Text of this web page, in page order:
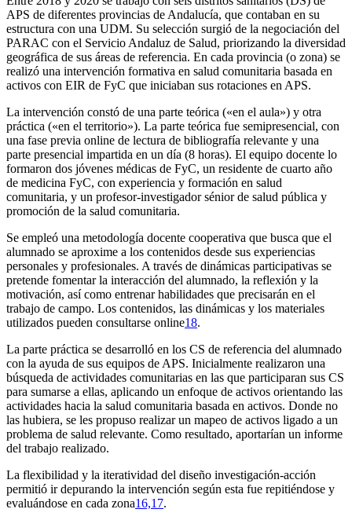
APS de diferentes provincias de Andalucía, que contaban en su
estructura con una UDM. Su selección surgió de la negociación del
PARAC con el Servicio Andaluz de Salud, priorizando la diversidad
geográfica de sus áreas de referencia. En cada provincia (o zona) se
realizó una intervención formativa en salud comunitaria basada en
activos con EIR de FyC que iniciaban sus rotaciones en APS.
La intervención constó de una parte teórica («en el aula») y otra
práctica («en el territorio»). La parte teórica fue semipresencial, con
una fase previa online de lectura de bibliografía relevante y una
parte presencial impartida en un día (8 horas). El equipo docente lo
formaron dos jóvenes médicas de FyC, un residente de cuarto año
de medicina FyC, con experiencia y formación en salud
comunitaria, y un profesor-investigador sénior de salud pública y
promoción de la salud comunitaria.
Se empleó una metodología docente cooperativa que busca que el
alumnado se aproxime a los contenidos desde sus experiencias
personales y profesionales. A través de dinámicas participativas se
pretende fomentar la interacción del alumnado, la reflexión y la
motivación, así como entrenar habilidades que precisarán en el
trabajo de campo. Los contenidos, las dinámicas y los materiales
utilizados pueden consultarse online18.
La parte práctica se desarrolló en los CS de referencia del alumnado
con la ayuda de sus equipos de APS. Inicialmente realizaron una
búsqueda de actividades comunitarias en las que participaran sus CS
para sumarse a ellas, aplicando un enfoque de activos orientando las
actividades hacia la salud comunitaria basada en activos. Donde no
las hubiera, se les propuso realizar un mapeo de activos ligado a un
problema de salud relevante. Como resultado, aportarían un informe
del trabajo realizado.
La flexibilidad y la iteratividad del diseño investigación-acción
permitió ir depurando la intervención según esta fue repitiéndose y
evaluándose en cada zona16,17.